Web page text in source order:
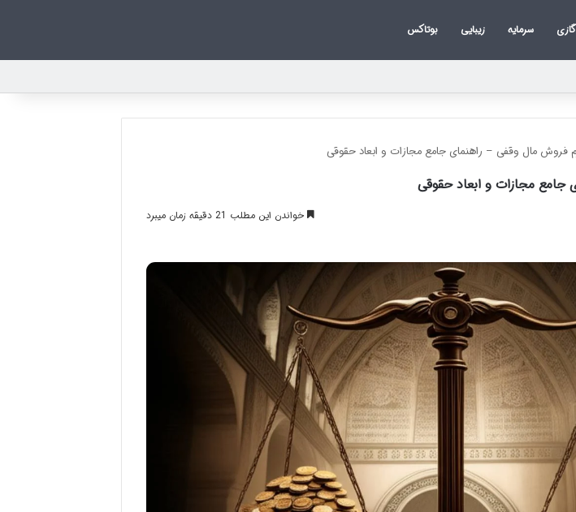
سرمایه زیبایی بوتاکس
فروش مال وقفی – راهنمای جامع مجازات و ابعاد حقوقی
مجازات و ابعاد حقوقی
خواندن این مطلب 21 دقیقه زمان میبرد